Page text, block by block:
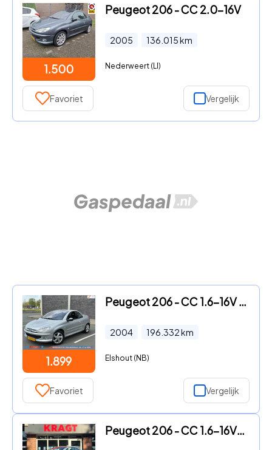
1.500
Peugeot 206 - CC 2.0-16V
2005 136.015km
Nederweert (LI)
Favoriet Vergelijk
1.899
Peugeot 206 - CC 1.6-16V | Airco | LMV | Cabrio Werkt | Rijd Schakelt goed
2004 196.332km
Elshout (NB)
Favoriet Vergelijk
Peugeot 206 - CC 1.6-16V|Cabrio|KOUDE airco| APK 06-03-2027!|cruise|ledere